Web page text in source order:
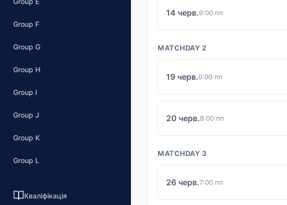
Group F
Group G
Group H
Group I
Group J
Group K
Group L
Кваліфікація
14 черв.9:00 пп
MATCHDAY 2
19 черв.0:00 пп
20 черв.8:00 пп
MATCHDAY 3
26 черв.7:00 пп